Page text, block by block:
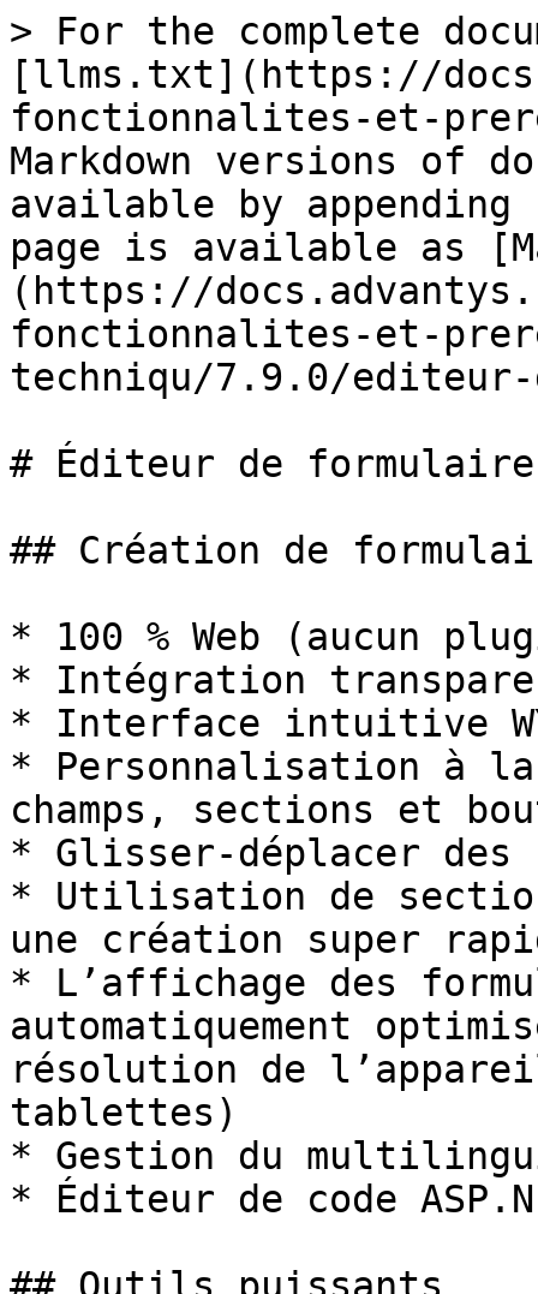
> For the complete
[llms.txt](https://
fonctionnalites-et-
Markdown versions of
available by
page is available as
(https://
fonctionnalites-et-
techniqu/7.9.0/
# Éditeur de formulaire
## Création de
* 100 % Web (aucun
* Intégration
* Interface intuitive
* Personnalisation à la
champs, sections et
* Glisser-déplacer des
* Utilisation de
une création super
* L’affichage des
automatiquement
résolution de
tablettes)
* Gestion du
* Éditeur de code